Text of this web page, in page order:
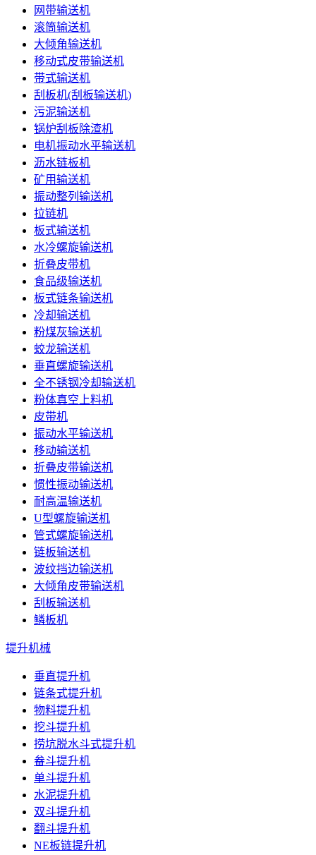
网带输送机
滚筒输送机
大倾角输送机
移动式皮带输送机
带式输送机
刮板机(刮板输送机)
污泥输送机
锅炉刮板除渣机
电机振动水平输送机
沥水链板机
矿用输送机
振动整列输送机
拉链机
板式输送机
水冷螺旋输送机
折叠皮带机
食品级输送机
板式链条输送机
冷却输送机
粉煤灰输送机
蛟龙输送机
垂直螺旋输送机
全不锈钢冷却输送机
粉体真空上料机
皮带机
振动水平输送机
移动输送机
折叠皮带输送机
惯性振动输送机
耐高温输送机
U型螺旋输送机
管式螺旋输送机
链板输送机
波纹挡边输送机
大倾角皮带输送机
刮板输送机
鳞板机
提升机械
垂直提升机
链条式提升机
物料提升机
挖斗提升机
捞坑脱水斗式提升机
畚斗提升机
单斗提升机
水泥提升机
双斗提升机
翻斗提升机
NE板链提升机